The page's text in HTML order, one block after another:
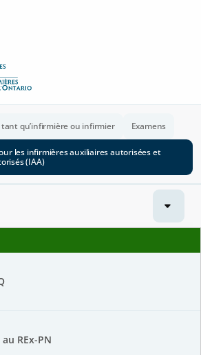
tant qu’infirmière ou infirmier Examens
les infirmières auxiliaires autorisées et
(IAA)
REx-PN